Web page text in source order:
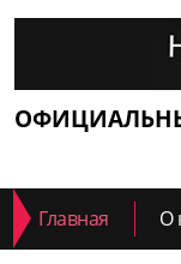
Главная О